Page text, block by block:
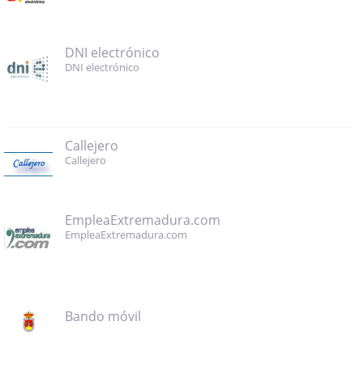
DNI electrónico
DNI electrónico
Callejero
Callejero
EmpleaExtremadura.com
EmpleaExtremadura.com
Bando móvil